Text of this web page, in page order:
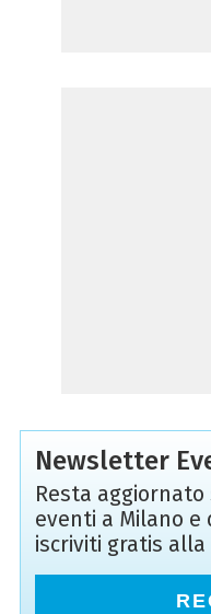
Newsletter
Resta
eventi a Milano e
iscriviti gratis